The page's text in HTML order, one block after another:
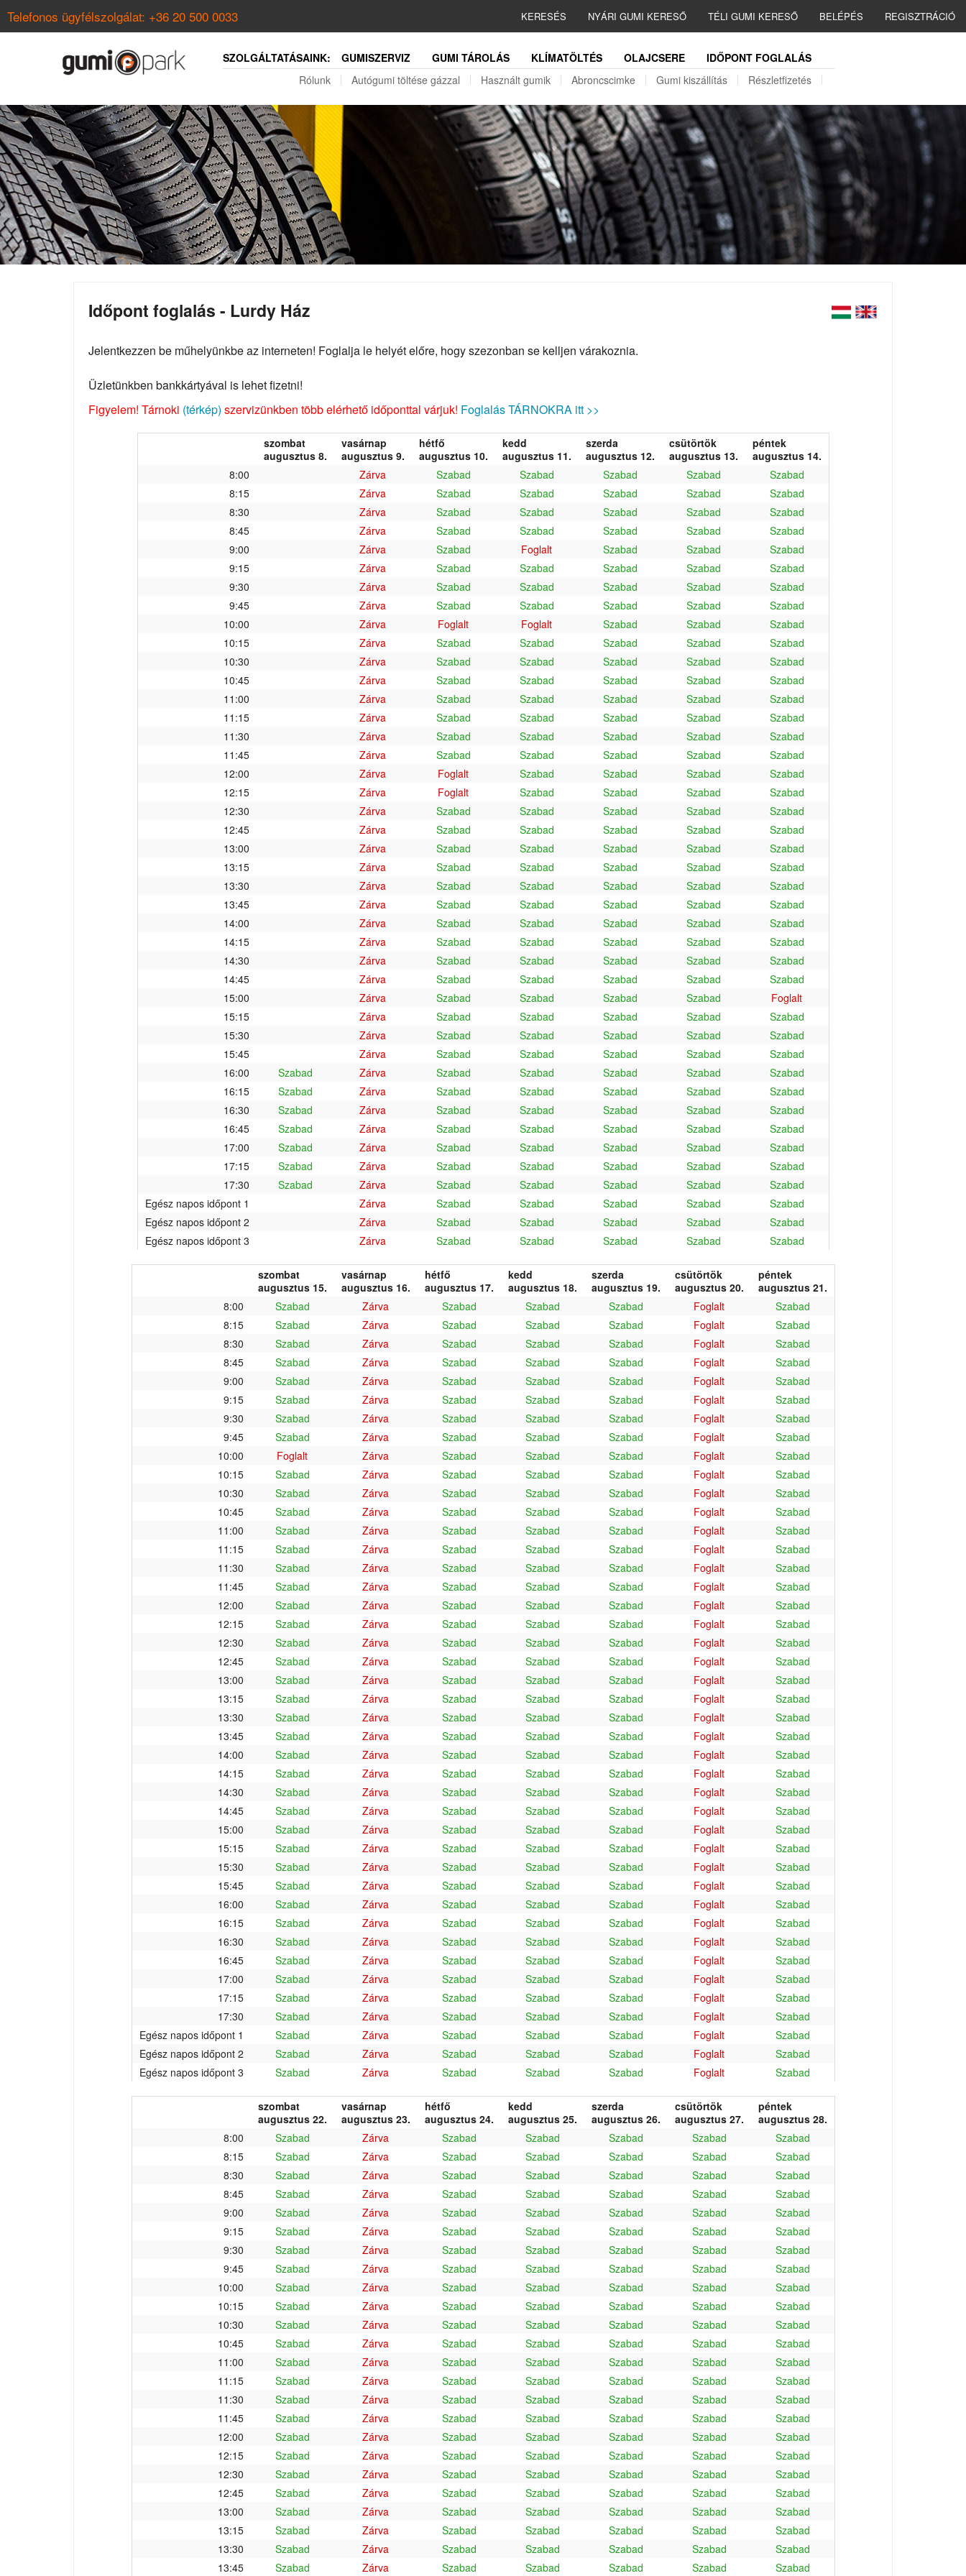
Telefonos ügyfélszolgálat: +36 20 500 0033 KERESÉS NYÁRI GUMI KERESŐ TÉLI GUMI KERESŐ BELÉPÉS REGISZTRÁCIÓ
SZOLGÁLTATÁSAINK: GUMISZERVIZ GUMI TÁROLÁS KLÍMATÖLTÉS OLAJCSERE
IDŐPONT FOGLALÁS
Rólunk
Autógumi töltése gázzal Használt gumik Abroncscimke Gumi kiszállítás Részletfizetés
Időpont foglalás - Lurdy Ház
Jelentkezzen be műhelyünkbe az interneten! Foglalja le helyét előre, hogy szezonban se kelljen várakoznia.
Üzletünkben bankkártyával is lehet fizetni!
Figyelem! Tárnoki (térkép) szervizünkben több elérhető időponttal várjuk! Foglalás TÁRNOKRA itt >>
szombat
augusztus 8.
vasárnap
augusztus 9.
hétfő
augusztus 10.
kedd
augusztus 11.
szerda
augusztus 12.
csütörtök
augusztus 13.
péntek
augusztus 14.
8:00
Zárva Szabad Szabad Szabad Szabad
Szabad
8:15
Zárva Szabad Szabad Szabad Szabad
Szabad
8:30
Zárva Szabad Szabad Szabad Szabad
Szabad
8:45
Zárva Szabad Szabad Szabad Szabad
Szabad
9:00
Zárva Szabad Foglalt Szabad Szabad
Szabad
9:15
Zárva Szabad Szabad Szabad Szabad
Szabad
9:30
Zárva Szabad Szabad Szabad Szabad
Szabad
9:45
Zárva Szabad Szabad Szabad Szabad
Szabad
10:00
Zárva Foglalt Foglalt Szabad Szabad
Szabad
10:15
Zárva Szabad Szabad Szabad Szabad
Szabad
10:30
Zárva Szabad Szabad Szabad Szabad
Szabad
10:45
Zárva Szabad Szabad Szabad Szabad
Szabad
11:00
Zárva Szabad Szabad Szabad Szabad
Szabad
11:15
Zárva Szabad Szabad Szabad Szabad
Szabad
11:30
Zárva Szabad Szabad Szabad Szabad
Szabad
11:45
Zárva Szabad Szabad Szabad Szabad
Szabad
12:00
Zárva Foglalt Szabad Szabad Szabad
Szabad
12:15
Zárva Foglalt Szabad Szabad Szabad
Szabad
12:30
Zárva Szabad Szabad Szabad Szabad
Szabad
12:45
Zárva Szabad Szabad Szabad Szabad
Szabad
13:00
Zárva Szabad Szabad Szabad Szabad
Szabad
13:15
Zárva Szabad Szabad Szabad Szabad
Szabad
13:30
Zárva Szabad Szabad Szabad Szabad
Szabad
13:45
Zárva Szabad Szabad Szabad Szabad
Szabad
14:00
Zárva Szabad Szabad Szabad Szabad
Szabad
14:15
Zárva Szabad Szabad Szabad Szabad
Szabad
14:30
Zárva Szabad Szabad Szabad Szabad
Szabad
14:45
Zárva Szabad Szabad Szabad Szabad
Szabad
15:00
Zárva Szabad Szabad Szabad Szabad
Foglalt
15:15
Zárva Szabad Szabad Szabad Szabad
Szabad
15:30
Zárva Szabad Szabad Szabad Szabad
Szabad
15:45
Zárva Szabad Szabad Szabad Szabad
Szabad
16:00
Szabad Zárva Szabad Szabad Szabad Szabad
Szabad
16:15
Szabad Zárva Szabad Szabad Szabad Szabad
Szabad
16:30
Szabad Zárva Szabad Szabad Szabad Szabad
Szabad
16:45
Szabad Zárva Szabad Szabad Szabad Szabad
Szabad
17:00
Szabad Zárva Szabad Szabad Szabad Szabad
Szabad
17:15
Szabad Zárva Szabad Szabad Szabad Szabad
Szabad
17:30
Szabad Zárva Szabad Szabad Szabad Szabad
Szabad
Egész napos időpont 1
Zárva Szabad Szabad Szabad Szabad
Szabad
Egész napos időpont 2
Zárva Szabad Szabad Szabad Szabad
Szabad
Egész napos időpont 3
Zárva Szabad Szabad Szabad Szabad Szabad
szombat
augusztus 15.
vasárnap
augusztus 16.
hétfő
augusztus 17.
kedd
augusztus 18.
szerda
augusztus 19.
csütörtök
augusztus 20.
péntek
augusztus 21.
8:00
Szabad Zárva Szabad Szabad Szabad Foglalt
Szabad
8:15
Szabad Zárva Szabad Szabad Szabad Foglalt
Szabad
8:30
Szabad Zárva Szabad Szabad Szabad Foglalt
Szabad
8:45
Szabad Zárva Szabad Szabad Szabad Foglalt
Szabad
9:00
Szabad Zárva Szabad Szabad Szabad Foglalt
Szabad
9:15
Szabad Zárva Szabad Szabad Szabad Foglalt
Szabad
9:30
Szabad Zárva Szabad Szabad Szabad Foglalt
Szabad
9:45
Szabad Zárva Szabad Szabad Szabad Foglalt
Szabad
10:00
Foglalt Zárva Szabad Szabad Szabad Foglalt
Szabad
10:15
Szabad Zárva Szabad Szabad Szabad Foglalt
Szabad
10:30
Szabad Zárva Szabad Szabad Szabad Foglalt
Szabad
10:45
Szabad Zárva Szabad Szabad Szabad Foglalt
Szabad
11:00
Szabad Zárva Szabad Szabad Szabad Foglalt
Szabad
11:15
Szabad Zárva Szabad Szabad Szabad Foglalt
Szabad
11:30
Szabad Zárva Szabad Szabad Szabad Foglalt
Szabad
11:45
Szabad Zárva Szabad Szabad Szabad Foglalt
Szabad
12:00
Szabad Zárva Szabad Szabad Szabad Foglalt
Szabad
12:15
Szabad Zárva Szabad Szabad Szabad Foglalt
Szabad
12:30
Szabad Zárva Szabad Szabad Szabad Foglalt
Szabad
12:45
Szabad Zárva Szabad Szabad Szabad Foglalt
Szabad
13:00
Szabad Zárva Szabad Szabad Szabad Foglalt
Szabad
13:15
Szabad Zárva Szabad Szabad Szabad Foglalt
Szabad
13:30
Szabad Zárva Szabad Szabad Szabad Foglalt
Szabad
13:45
Szabad Zárva Szabad Szabad Szabad Foglalt
Szabad
14:00
Szabad Zárva Szabad Szabad Szabad Foglalt
Szabad
14:15
Szabad Zárva Szabad Szabad Szabad Foglalt
Szabad
14:30
Szabad Zárva Szabad Szabad Szabad Foglalt
Szabad
14:45
Szabad Zárva Szabad Szabad Szabad Foglalt
Szabad
15:00
Szabad Zárva Szabad Szabad Szabad Foglalt
Szabad
15:15
Szabad Zárva Szabad Szabad Szabad Foglalt
Szabad
15:30
Szabad Zárva Szabad Szabad Szabad Foglalt
Szabad
15:45
Szabad Zárva Szabad Szabad Szabad Foglalt
Szabad
16:00
Szabad Zárva Szabad Szabad Szabad Foglalt
Szabad
16:15
Szabad Zárva Szabad Szabad Szabad Foglalt
Szabad
16:30
Szabad Zárva Szabad Szabad Szabad Foglalt
Szabad
16:45
Szabad Zárva Szabad Szabad Szabad Foglalt
Szabad
17:00
Szabad Zárva Szabad Szabad Szabad Foglalt
Szabad
17:15
Szabad Zárva Szabad Szabad Szabad Foglalt
Szabad
17:30
Szabad Zárva Szabad Szabad Szabad Foglalt
Szabad
Egész napos időpont 1
Szabad Zárva Szabad Szabad Szabad Foglalt
Szabad
Egész napos időpont 2
Szabad Zárva Szabad Szabad Szabad Foglalt
Szabad
Egész napos időpont 3
Szabad Zárva Szabad Szabad Szabad Foglalt Szabad
szombat
augusztus 22.
vasárnap
augusztus 23.
hétfő
augusztus 24.
kedd
augusztus 25.
szerda
augusztus 26.
csütörtök
augusztus 27.
péntek
augusztus 28.
8:00
Szabad Zárva Szabad Szabad Szabad Szabad
Szabad
8:15
Szabad Zárva Szabad Szabad Szabad Szabad
Szabad
8:30
Szabad Zárva Szabad Szabad Szabad Szabad
Szabad
8:45
Szabad Zárva Szabad Szabad Szabad Szabad
Szabad
9:00
Szabad Zárva Szabad Szabad Szabad Szabad
Szabad
9:15
Szabad Zárva Szabad Szabad Szabad Szabad
Szabad
9:30
Szabad Zárva Szabad Szabad Szabad Szabad
Szabad
9:45
Szabad Zárva Szabad Szabad Szabad Szabad
Szabad
10:00
Szabad Zárva Szabad Szabad Szabad Szabad
Szabad
10:15
Szabad Zárva Szabad Szabad Szabad Szabad
Szabad
10:30
Szabad Zárva Szabad Szabad Szabad Szabad
Szabad
10:45
Szabad Zárva Szabad Szabad Szabad Szabad
Szabad
11:00
Szabad Zárva Szabad Szabad Szabad Szabad
Szabad
11:15
Szabad Zárva Szabad Szabad Szabad Szabad
Szabad
11:30
Szabad Zárva Szabad Szabad Szabad Szabad
Szabad
11:45
Szabad Zárva Szabad Szabad Szabad Szabad
Szabad
12:00
Szabad Zárva Szabad Szabad Szabad Szabad
Szabad
12:15
Szabad Zárva Szabad Szabad Szabad Szabad
Szabad
12:30
Szabad Zárva Szabad Szabad Szabad Szabad
Szabad
12:45
Szabad Zárva Szabad Szabad Szabad Szabad
Szabad
13:00
Szabad Zárva Szabad Szabad Szabad Szabad
Szabad
13:15
Szabad Zárva Szabad Szabad Szabad Szabad
Szabad
13:30
Szabad Zárva Szabad Szabad Szabad Szabad
Szabad
13:45
Szabad Zárva Szabad Szabad Szabad Szabad Szabad